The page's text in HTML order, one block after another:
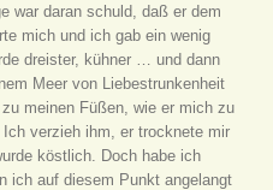
war daran schuld, daß er dem
mich und ich gab ein wenig
dreister, kühner … und dann
Meer von Liebestrunkenheit
meinen Füßen, wie er mich zu
verzieh ihm, er trocknete mir
köstlich. Doch habe ich
ich auf diesem Punkt angelangt